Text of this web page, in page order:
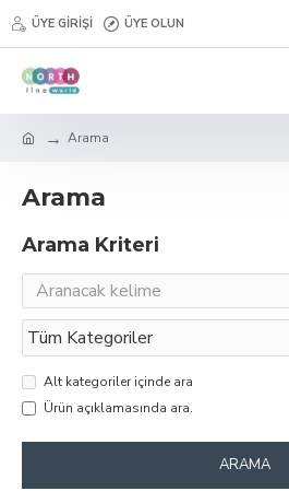
ÜYE GIRIŞI ÜYE OLUN
Arama
Arama
Arama Kriteri
Alt kategoriler içinde ara
Ürün açıklamasında ara.
ARAMA